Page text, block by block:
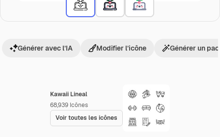
Kawaii Lineal
68,939 Icônes
Voir toutes les icônes
Générer avec l’IA Modifier l’icône Générer un